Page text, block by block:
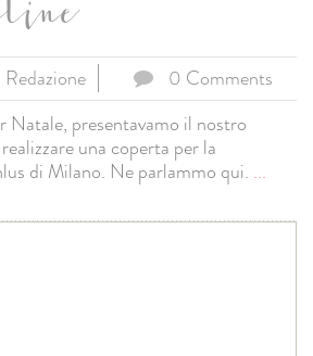
Redazione
0 Comments
Natale, presentavamo il nostro
una coperta per la
di Milano. Ne parlammo qui. ...